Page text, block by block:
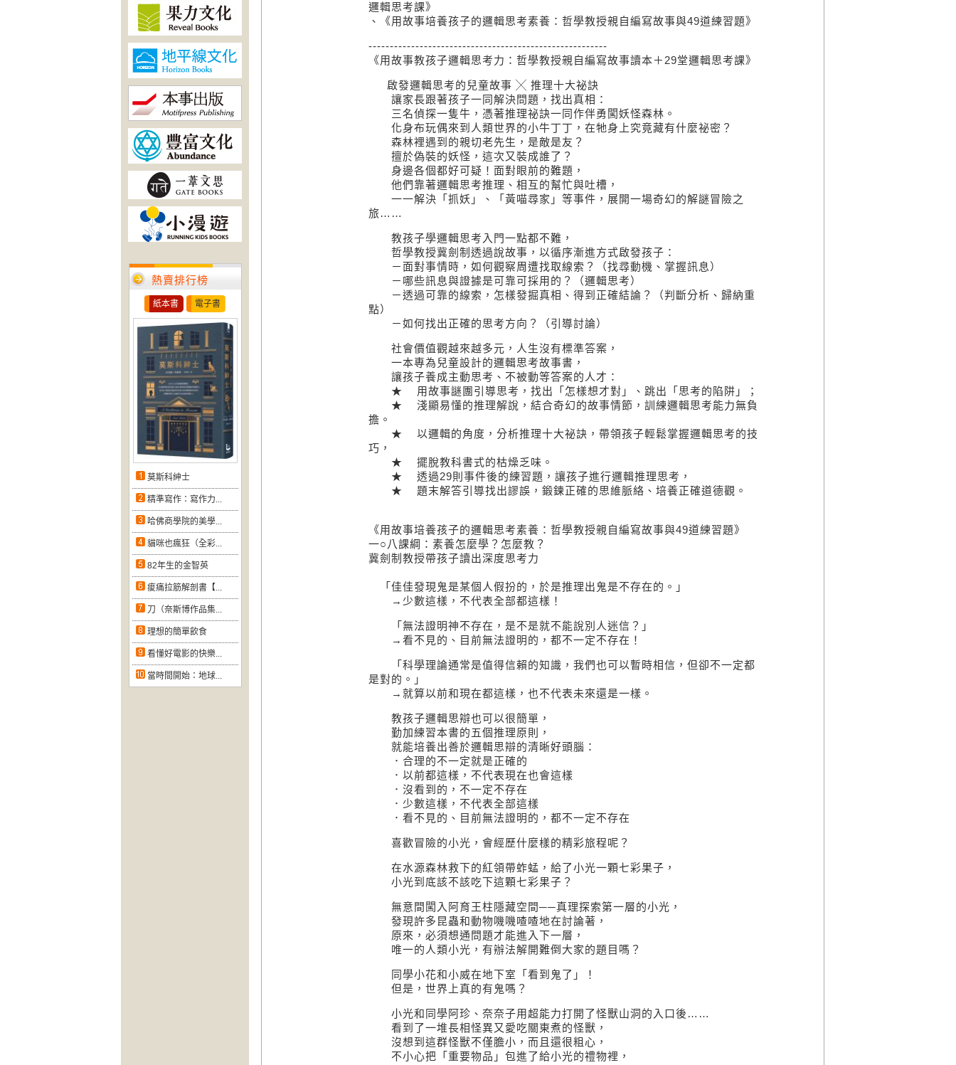
熱賣排行榜
紙本書 電子書
莫斯科紳士
精準寫作：寫作力...
哈佛商學院的美學...
貓咪也瘋狂（全彩...
82年生的金智英
痠痛拉筋解剖書【...
刀（奈斯博作品集...
理想的簡單飲食
看懂好電影的快樂...
當時間開始：地球...
邏輯思考課》
、《用故事培養孩子的邏輯思考素養：哲學教授親自編寫故事與49道練習題》
--------------------------------------------------------
《用故事教孩子邏輯思考力：哲學教授親自編寫故事讀本＋29堂邏輯思考課》
啟發邏輯思考的兒童故事 ╳ 推理十大祕訣
讓家長跟著孩子一同解決問題，找出真相：
三名偵探一隻牛，憑著推理祕訣一同作伴勇闖妖怪森林。
化身布玩偶來到人類世界的小牛丁丁，在牠身上究竟藏有什麼祕密？
森林裡遇到的親切老先生，是敵是友？
擅於偽裝的妖怪，這次又裝成誰了？
身邊各個都好可疑！面對眼前的難題，
他們靠著邏輯思考推理、相互的幫忙與吐槽，
一一解決「抓妖」、「黃喵尋家」等事件，展開一場奇幻的解謎冒險之
旅……
教孩子學邏輯思考入門一點都不難，
哲學教授冀劍制透過說故事，以循序漸進方式啟發孩子：
－面對事情時，如何觀察周遭找取線索？（找尋動機、掌握訊息）
－哪些訊息與證據是可靠可採用的？（邏輯思考）
－透過可靠的線索，怎樣發掘真相、得到正確結論？（判斷分析、歸納重
點）
－如何找出正確的思考方向？（引導討論）
社會價值觀越來越多元，人生沒有標準答案，
一本專為兒童設計的邏輯思考故事書，
讓孩子養成主動思考、不被動等答案的人才：
★ 用故事謎團引導思考，找出「怎樣想才對」、跳出「思考的陷阱」；
★ 淺顯易懂的推理解說，結合奇幻的故事情節，訓練邏輯思考能力無負
擔。
★ 以邏輯的角度，分析推理十大祕訣，帶領孩子輕鬆掌握邏輯思考的技
巧，
★ 擺脫教科書式的枯燥乏味。
★ 透過29則事件後的練習題，讓孩子進行邏輯推理思考，
★ 題末解答引導找出謬誤，鍛鍊正確的思維脈絡、培養正確道德觀。
《用故事培養孩子的邏輯思考素養：哲學教授親自編寫故事與49道練習題》
一○八課綱：素養怎麼學？怎麼教？
冀劍制教授帶孩子讀出深度思考力
「佳佳發現鬼是某個人假扮的，於是推理出鬼是不存在的。」
→少數這樣，不代表全部都這樣！
「無法證明神不存在，是不是就不能說別人迷信？」
→看不見的、目前無法證明的，都不一定不存在！
「科學理論通常是值得信賴的知識，我們也可以暫時相信，但卻不一定都
是對的。」
→就算以前和現在都這樣，也不代表未來還是一樣。
教孩子邏輯思辯也可以很簡單，
勤加練習本書的五個推理原則，
就能培養出善於邏輯思辯的清晰好頭腦：
．合理的不一定就是正確的
．以前都這樣，不代表現在也會這樣
．沒看到的，不一定不存在
．少數這樣，不代表全部這樣
．看不見的、目前無法證明的，都不一定不存在
喜歡冒險的小光，會經歷什麼樣的精彩旅程呢？
在水源森林救下的紅領帶蚱蜢，給了小光一顆七彩果子，
小光到底該不該吃下這顆七彩果子？
無意間闖入阿育王柱隱藏空間──真理探索第一層的小光，
發現許多昆蟲和動物嘰嘰喳喳地在討論著，
原來，必須想通問題才能進入下一層，
唯一的人類小光，有辦法解開難倒大家的題目嗎？
同學小花和小威在地下室「看到鬼了」！
但是，世界上真的有鬼嗎？
小光和同學阿珍、奈奈子用超能力打開了怪獸山洞的入口後……
看到了一堆長相怪異又愛吃關東煮的怪獸，
沒想到這群怪獸不僅膽小，而且還很粗心，
不小心把「重要物品」包進了給小光的禮物裡，